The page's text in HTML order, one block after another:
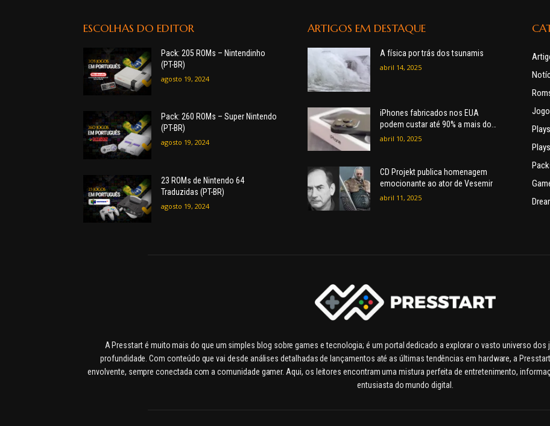
ESCOLHAS DO EDITOR
Pack: 205 ROMs – Nintendinho
(PT-BR)
agosto 19, 2024
Pack: 260 ROMs – Super Nintendo
(PT-BR)
agosto 19, 2024
23 ROMs de Nintendo 64
Traduzidas (PT-BR)
agosto 19, 2024
ARTIGOS EM DESTAQUE
A física por trás dos tsunamis
abril 14, 2025
iPhones fabricados nos EUA
podem custar até 90% a mais do
que modelos da China
abril 10, 2025
CD Projekt publica homenagem
emocionante ao ator de Vesemir
abril 11, 2025
A Presstart é muito mais do que um simples blog sobre games e tecnologia; é um portal dedicado a explorar o vasto universo
profundidade. Com conteúdo que vai desde análises detalhadas de lançamentos até as últimas tendências em hardware, a
envolvente, sempre conectada com a comunidade gamer. Aqui, os leitores encontram uma mistura perfeita de entretenimento,
entusiasta do mundo digital.